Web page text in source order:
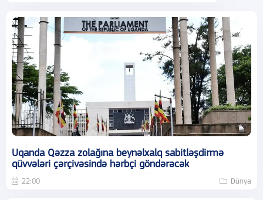
Uqanda Qəzza zolağına beynəlxalq sabitləşdirmə
qüvvələri çərçivəsində hərbçi göndərəcək
22:00 Dünya